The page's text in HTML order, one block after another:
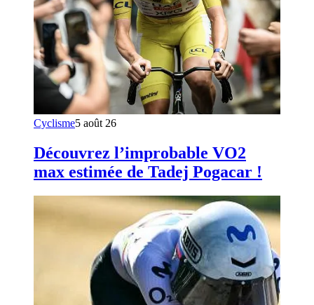
Cyclisme5 août 26
Découvrez l’improbable VO2
max estimée de Tadej Pogacar !